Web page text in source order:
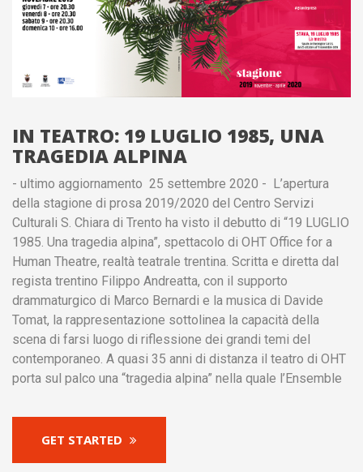
IN TEATRO: 19 LUGLIO 1985, UNA
TRAGEDIA ALPINA
- ultimo aggiornamento 25 settembre 2020 - L’apertura
della stagione di prosa 2019/2020 del Centro Servizi
Culturali S. Chiara di Trento ha visto il debutto di “19 LUGLIO
1985. Una tragedia alpina”, spettacolo di OHT Office for a
Human Theatre, realtà teatrale trentina. Scritta e diretta dal
regista trentino Filippo Andreatta, con il supporto
drammaturgico di Marco Bernardi e la musica di Davide
Tomat, la rappresentazione sottolinea la capacità della
scena di farsi luogo di riflessione dei grandi temi del
contemporaneo. A quasi 35 anni di distanza il teatro di OHT
porta sul palco una “tragedia alpina” nella quale l’Ensemble
GET STARTED